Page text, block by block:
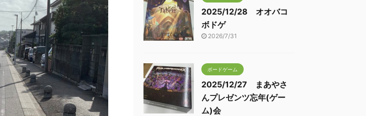
2025/12/28 オオバコ
ボドゲ
2026/7/31
ボードゲーム
2025/12/27 まあやさ
んプレゼンツ忘年(ゲー
ム)会